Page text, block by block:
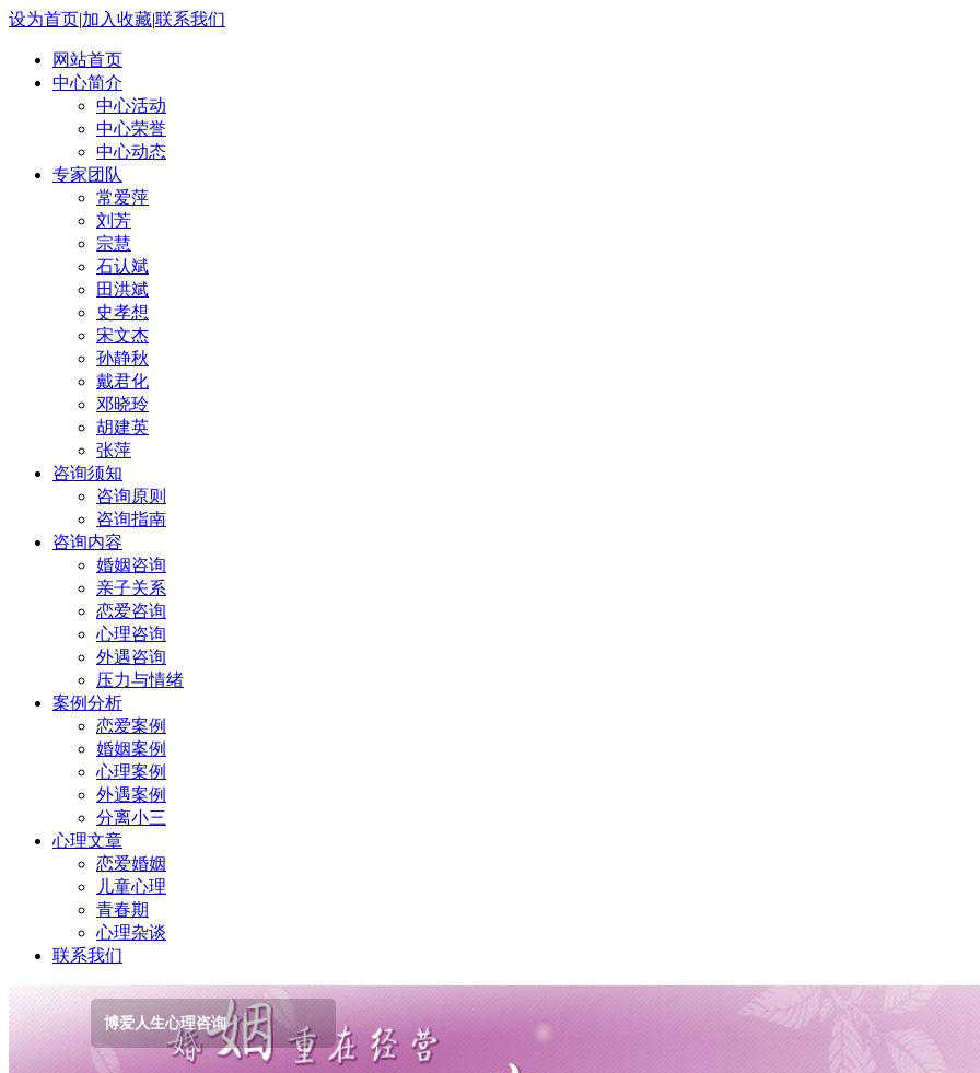
设为首页|加入收藏|联系我们
网站首页
中心简介
中心活动
中心荣誉
中心动态
专家团队
常爱萍
刘芳
宗慧
石认斌
田洪斌
史孝想
宋文杰
孙静秋
戴君化
邓晓玲
胡建英
张萍
咨询须知
咨询原则
咨询指南
咨询内容
婚姻咨询
亲子关系
恋爱咨询
心理咨询
外遇咨询
压力与情绪
案例分析
恋爱案例
婚姻案例
心理案例
外遇案例
分离小三
心理文章
恋爱婚姻
儿童心理
青春期
心理杂谈
联系我们
博爱人生心理咨询